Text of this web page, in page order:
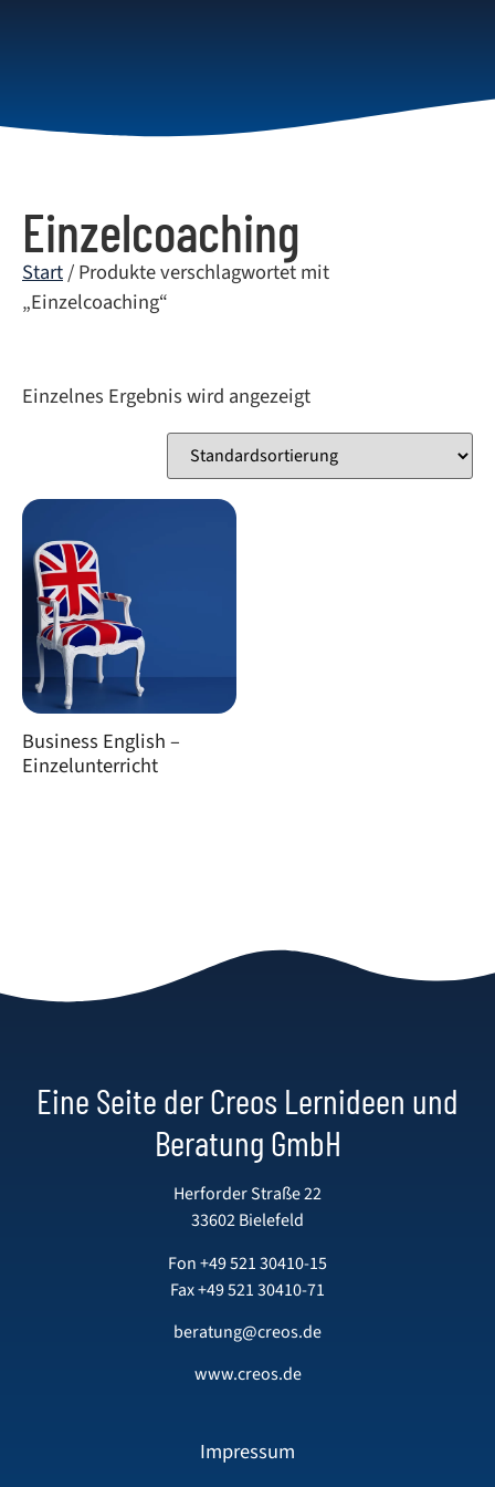
Einzelcoaching
Start/ Produkte verschlagwortet mit
„Einzelcoaching“
Einzelnes Ergebnis wird angezeigt
Business English –
Einzelunterricht
Eine Seite der Creos Lernideen und
Beratung GmbH
Herforder Straße 22
33602 Bielefeld
Fon+49 521 30410-15
Fax +49 521 30410-71
beratung@creos.de
www.creos.de
Impressum